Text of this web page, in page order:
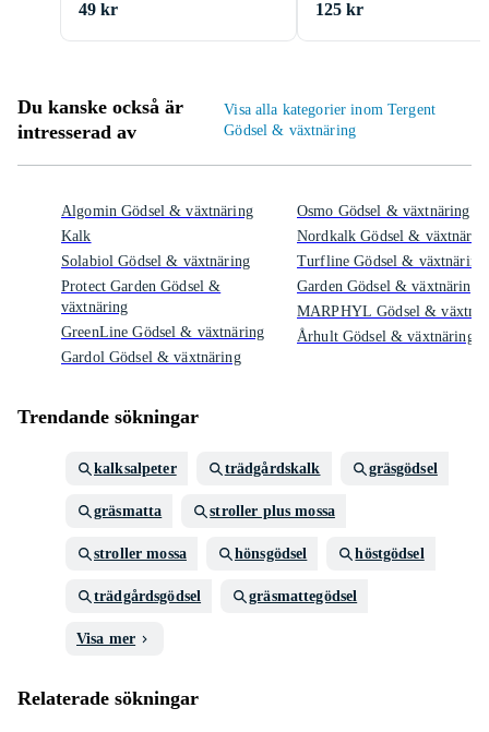
49 kr 125 kr
Du kanske också är
intresserad av
Visa alla kategorier inom Tergent
Gödsel & växtnäring
Algomin Gödsel & växtnäring
Kalk
Solabiol Gödsel & växtnäring
Protect Garden Gödsel &
växtnäring
GreenLine Gödsel & växtnäring
Gardol Gödsel & växtnäring
Osmo Gödsel & växtnäring
Nordkalk Gödsel &
Turfline Gödsel & växtnäring
Garden Gödsel & växtnäring
MARPHYL Gödsel &
Århult Gödsel & växtnäring
Trendande sökningar
kalksalpeter trädgårdskalk gräsgödsel
gräsmatta stroller plus mossa
stroller mossa hönsgödsel höstgödsel
trädgårdsgödsel gräsmattegödsel
Visa mer
Relaterade sökningar